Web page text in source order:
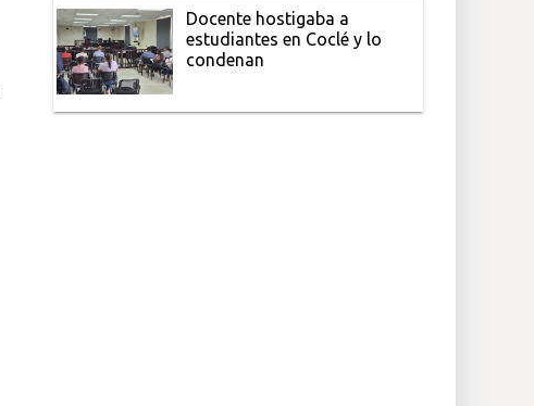
Docente hostigaba a
estudiantes en Coclé y lo
condenan